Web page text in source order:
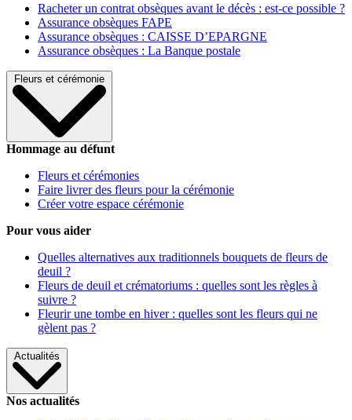
Racheter un contrat obsèques avant le décès : est-ce possible ?
Assurance obsèques FAPE
Assurance obsèques : CAISSE D’EPARGNE
Assurance obsèques : La Banque postale
Fleurs et cérémonie
Hommage au défunt
Fleurs et cérémonies
Faire livrer des fleurs pour la cérémonie
Créer votre espace cérémonie
Pour vous aider
Quelles alternatives aux traditionnels bouquets de fleurs de
deuil ?
Fleurs de deuil et crématoriums : quelles sont les règles à
suivre ?
Fleurir une tombe en hiver : quelles sont les fleurs qui ne
gèlent pas ?
Actualités
Nos actualités